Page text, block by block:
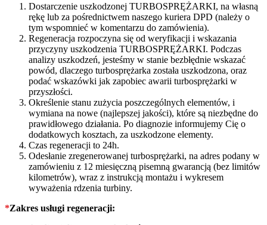
Dostarczenie uszkodzonej TURBOSPRĘŻARKI, na własną
rękę lub za pośrednictwem naszego kuriera DPD (należy o
tym wspomnieć w komentarzu do zamówienia).
Regeneracja rozpoczyna się od weryfikacji i wskazania
przyczyny uszkodzenia TURBOSPRĘŻARKI. Podczas
analizy uszkodzeń, jesteśmy w stanie bezbłędnie wskazać
powód, dlaczego turbosprężarka została uszkodzona, oraz
podać wskazówki jak zapobiec awarii turbosprężarki w
przyszłości.
Określenie stanu zużycia poszczególnych elementów, i
wymiana na nowe (najlepszej jakości), które są niezbędne do
prawidłowego działania. Po diagnozie informujemy Cię o
dodatkowych kosztach, za uszkodzone elementy.
Czas regeneracji to 24h.
Odesłanie zregenerowanej turbosprężarki, na adres podany w
zamówieniu z 12 miesięczną pisemną gwarancją (bez limitów
kilometrów), wraz z instrukcją montażu i wykresem
wyważenia rdzenia turbiny.
*Zakres usługi regeneracji: